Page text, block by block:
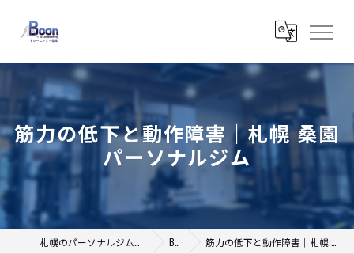
筋力の低下と動作障害｜札幌 桑園
パーソナルジム
BLOG 筋力の低下と動作障害｜札幌 桑園 パーソナルジム